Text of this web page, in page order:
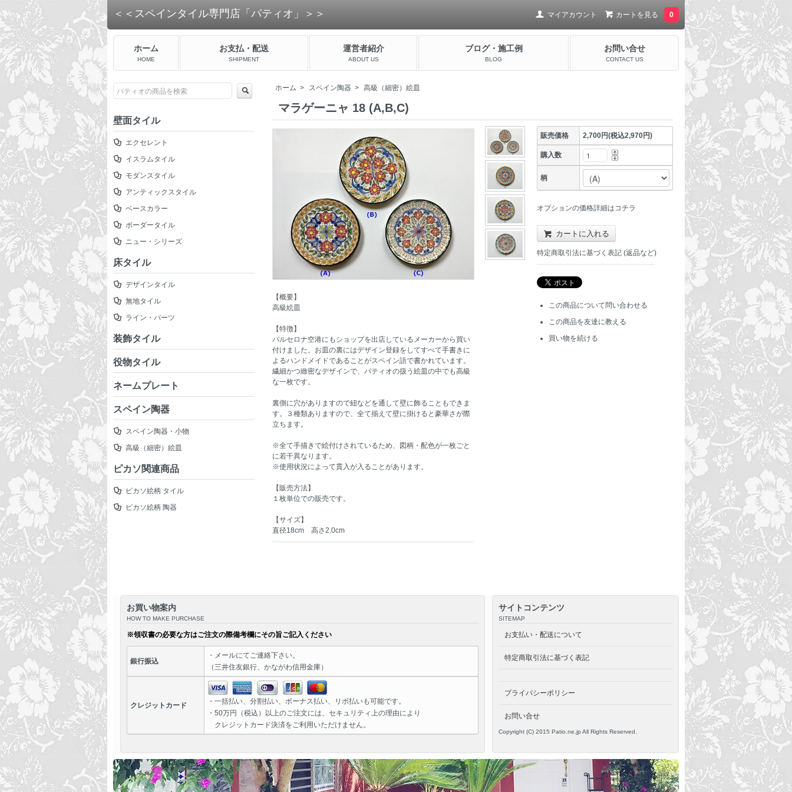
＜＜スペインタイル専門店「パティオ」＞＞ マイアカウント カートを見る 0
ホーム
HOME
お支払・配送
SHIPMENT
運営者紹介
ABOUT US
ブログ・施工例
BLOG
お問い合せ
CONTACT US
ホーム > スペイン陶器 > 高級（細密）絵皿
マラゲーニャ 18 (A,B,C)
販売価格 2,700円(税込2,970円)
購入数
柄
オプションの価格詳細はコチラ
カートに入れる
特定商取引法に基づく表記 (返品など)
この商品について問い合わせる
この商品を友達に教える
買い物を続ける
【概要】
高級絵皿
【特徴】
バルセロナ空港にもショップを出店しているメーカーから買い
付けました。お皿の裏にはデザイン登録をしてすべて手書きに
よるハンドメイドであることがスペイン語で書かれています。
繊細かつ緻密なデザインで、パティオの扱う絵皿の中でも高級
な一枚です。
裏側に穴がありますので紐などを通して壁に飾ることもできま
す。３種類ありますので、全て揃えて壁に掛けると豪華さが際
立ちます。
※全て手描きで絵付けされているため、図柄・配色が一枚ごと
に若干異なります。
※使用状況によって貫入が入ることがあります。
【販売方法】
１枚単位での販売です。
【サイズ】
直径18cm 高さ2.0cm
壁面タイル
エクセレント
イスラムタイル
モダンスタイル
アンティックスタイル
ベースカラー
ボーダータイル
ニュー・シリーズ
床タイル
デザインタイル
無地タイル
ライン・パーツ
装飾タイル
役物タイル
ネームプレート
スペイン陶器
スペイン陶器・小物
高級（細密）絵皿
ピカソ関連商品
ピカソ絵柄 タイル
ピカソ絵柄 陶器
お買い物案内
HOW TO MAKE PURCHASE
※領収書の必要な方はご注文の際備考欄にその旨ご記入ください
銀行振込
・ メールにてご連絡下さい。
（三井住友銀行、かながわ信用金庫）
クレジットカード
・一括払い、分割払い、ボーナス払い、リボ払いも可能です。
・50万円（税込）以上のご注文には、セキュリティ上の理由により
クレジットカード決済をご利用いただけません。
サイトコンテンツ
SITEMAP
お支払い・配送について
特定商取引法に基づく表記
プライバシーポリシー
お問い合せ
Copyright (C) 2015 Patio.ne.jp All Rights Reserved.